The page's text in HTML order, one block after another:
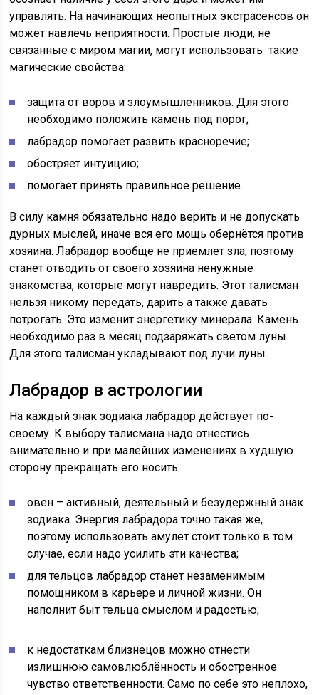
управлять. На начинающих неопытных экстрасенсов он
может навлечь неприятности. Простые люди, не
связанные с миром магии, могут использовать такие
магические свойства:
защита от воров и злоумышленников. Для этого
необходимо положить камень под порог;
лабрадор помогает развить красноречие;
обостряет интуицию;
помогает принять правильное решение.
В силу камня обязательно надо верить и не допускать
дурных мыслей, иначе вся его мощь обернётся против
хозяина. Лабрадор вообще не приемлет зла, поэтому
станет отводить от своего хозяина ненужные
знакомства, которые могут навредить. Этот талисман
нельзя никому передать, дарить а также давать
потрогать. Это изменит энергетику минерала. Камень
необходимо раз в месяц подзаряжать светом луны.
Для этого талисман укладывают под лучи луны.
Лабрадор в астрологии
На каждый знак зодиака лабрадор действует по-
своему. К выбору талисмана надо отнестись
внимательно и при малейших изменениях в худшую
сторону прекращать его носить.
овен – активный, деятельный и безудержный знак
зодиака. Энергия лабрадора точно такая же,
поэтому использовать амулет стоит только в том
случае, если надо усилить эти качества;
для тельцов лабрадор станет незаменимым
помощником в карьере и личной жизни. Он
наполнит быт тельца смыслом и радостью;
к недостаткам близнецов можно отнести
излишнюю самовлюблённость и обостренное
чувство ответственности. Само по себе это неплохо,